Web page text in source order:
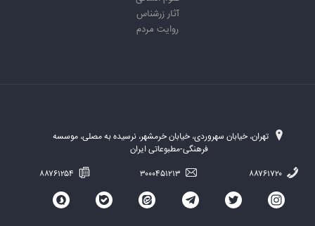
آثار زرشناس
روایت مردم
تهران، خیابان سهروردی، خیابان خرمشهر، نرسیده به مصلی، موسسه
فرهنگی-مطبوعاتی ایران